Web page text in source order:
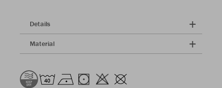
Details
Material